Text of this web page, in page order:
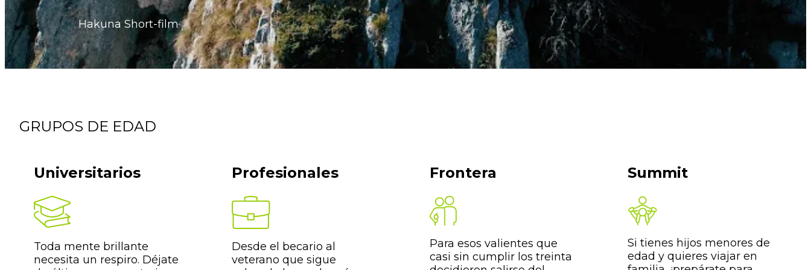
Hakuna Short-film
GRUPOS DE EDAD
Universitarios
Toda mente brillante
necesita un respiro. Déjate
Profesionales
Desde el becario al
veterano que sigue
Frontera
Para esos valientes que
casi sin cumplir los treinta
Summit
Si tienes hijos menores de
edad y quieres viajar en